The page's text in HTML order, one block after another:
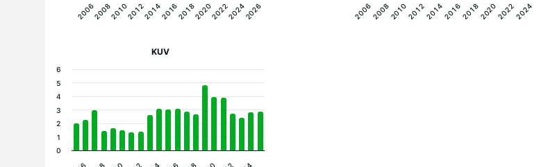
2010 2016 2022
20062008 20122014 20182020 20242026 2006200820102012201420162018202020222024
KUV
0
1
2
3
4
5
6